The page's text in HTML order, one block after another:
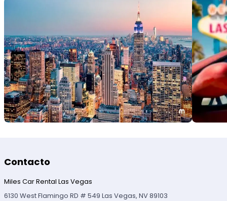
Contacto
Miles Car Rental Las Vegas
6130 West Flamingo RD # 549 Las Vegas, NV 89103